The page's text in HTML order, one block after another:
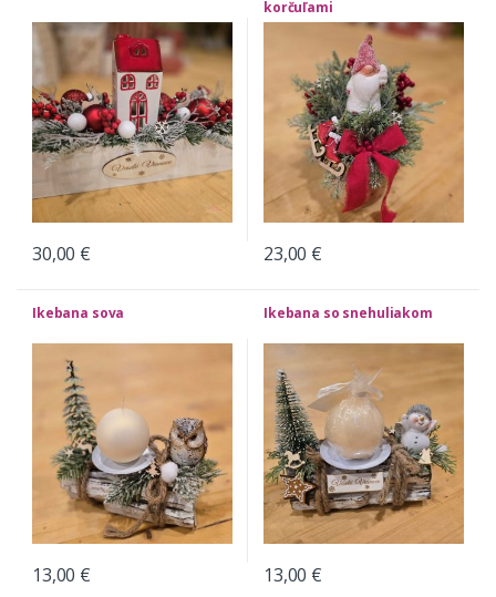
30,00 €
korčuľami
23,00 €
Ikebana sova
13,00 €
Ikebana so snehuliakom
13,00 €